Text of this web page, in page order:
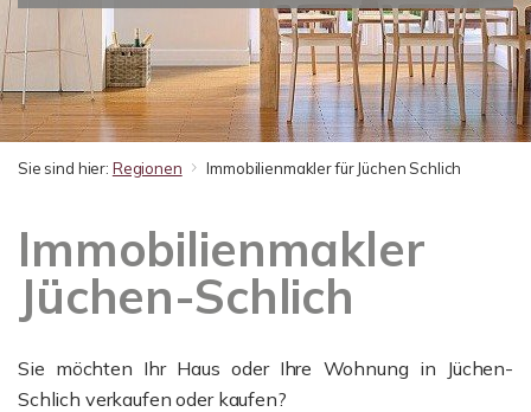
Sie sind hier: Regionen Immobilienmakler für Jüchen Schlich
Immobilienmakler
Jüchen-Schlich
Sie möchten Ihr Haus oder Ihre Wohnung in Jüchen-
Schlich verkaufen oder kaufen?